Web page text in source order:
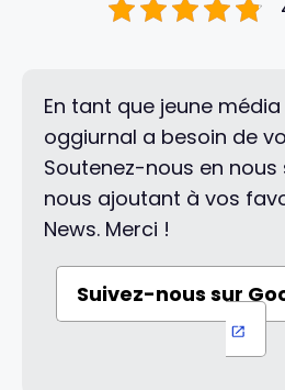
En tant que jeune
oggiurnal a besoin de
Soutenez-nous en nous
nous ajoutant à vos
News. Merci !
Suivez-nous sur